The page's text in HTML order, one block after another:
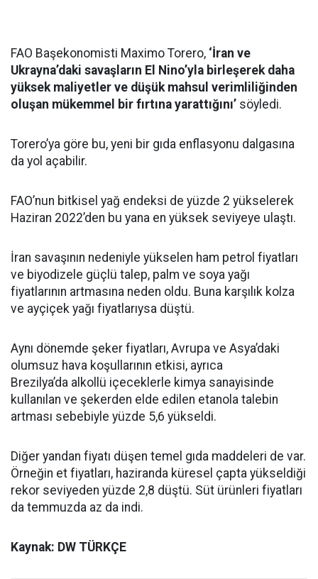
FAO Başekonomisti Maximo Torero, ‘İran ve
Ukrayna’daki savaşların El Nino’yla birleşerek daha
yüksek maliyetler ve düşük mahsul verimliliğinden
oluşan mükemmel bir fırtına yarattığını’ söyledi.
Torero’ya göre bu, yeni bir gıda enflasyonu dalgasına
da yol açabilir.
FAO’nun bitkisel yağ endeksi de yüzde 2 yükselerek
Haziran 2022’den bu yana en yüksek seviyeye ulaştı.
İran savaşının nedeniyle yükselen ham petrol fiyatları
ve biyodizele güçlü talep, palm ve soya yağı
fiyatlarının artmasına neden oldu. Buna karşılık kolza
ve ayçiçek yağı fiyatlarıysa düştü.
Aynı dönemde şeker fiyatları, Avrupa ve Asya’daki
olumsuz hava koşullarının etkisi, ayrıca
Brezilya’da alkollü içeceklerle kimya sanayisinde
kullanılan ve şekerden elde edilen etanola talebin
artması sebebiyle yüzde 5,6 yükseldi.
Diğer yandan fiyatı düşen temel gıda maddeleri de var.
Örneğin et fiyatları, haziranda küresel çapta yükseldiği
rekor seviyeden yüzde 2,8 düştü. Süt ürünleri fiyatları
da temmuzda az da indi.
Kaynak: DW TÜRKÇE